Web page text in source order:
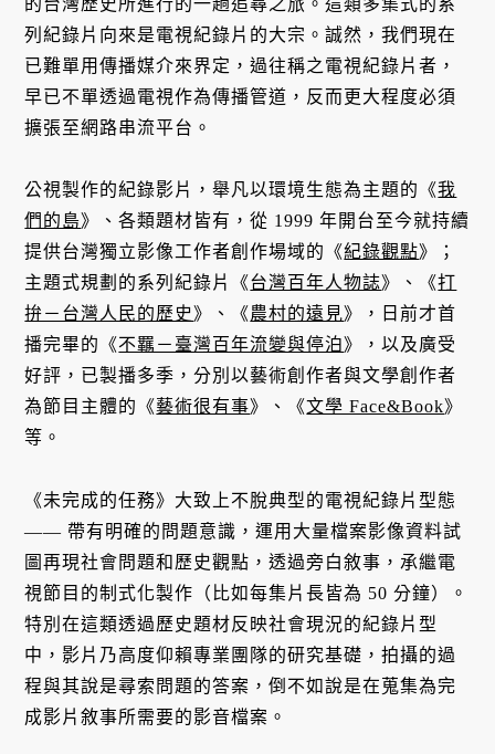
列紀錄片向來是電視紀錄片的大宗。誠然，我們現在
已難單用傳播媒介來界定，過往稱之電視紀錄片者，
早已不單透過電視作為傳播管道，反而更大程度必須
擴張至網路串流平台。
公視製作的紀錄影片，舉凡以環境生態為主題的《我
們的島》、各類題材皆有，從 1999 年開台至今就持續
提供台灣獨立影像工作者創作場域的《紀錄觀點》；
主題式規劃的系列紀錄片《台灣百年人物誌》、《打
拚－台灣人民的歷史》、《農村的遠見》，日前才首
播完畢的《不羈－臺灣百年流變與停泊》，以及廣受
好評，已製播多季，分別以藝術創作者與文學創作者
為節目主體的《藝術很有事》、《文學 Face&Book》
等。
《未完成的任務》大致上不脫典型的電視紀錄片型態
—— 帶有明確的問題意識，運用大量檔案影像資料試
圖再現社會問題和歷史觀點，透過旁白敘事，承繼電
視節目的制式化製作（比如每集片長皆為 50 分鐘）。
特別在這類透過歷史題材反映社會現況的紀錄片型
中，影片乃高度仰賴專業團隊的研究基礎，拍攝的過
程與其說是尋索問題的答案，倒不如說是在蒐集為完
成影片敘事所需要的影音檔案。